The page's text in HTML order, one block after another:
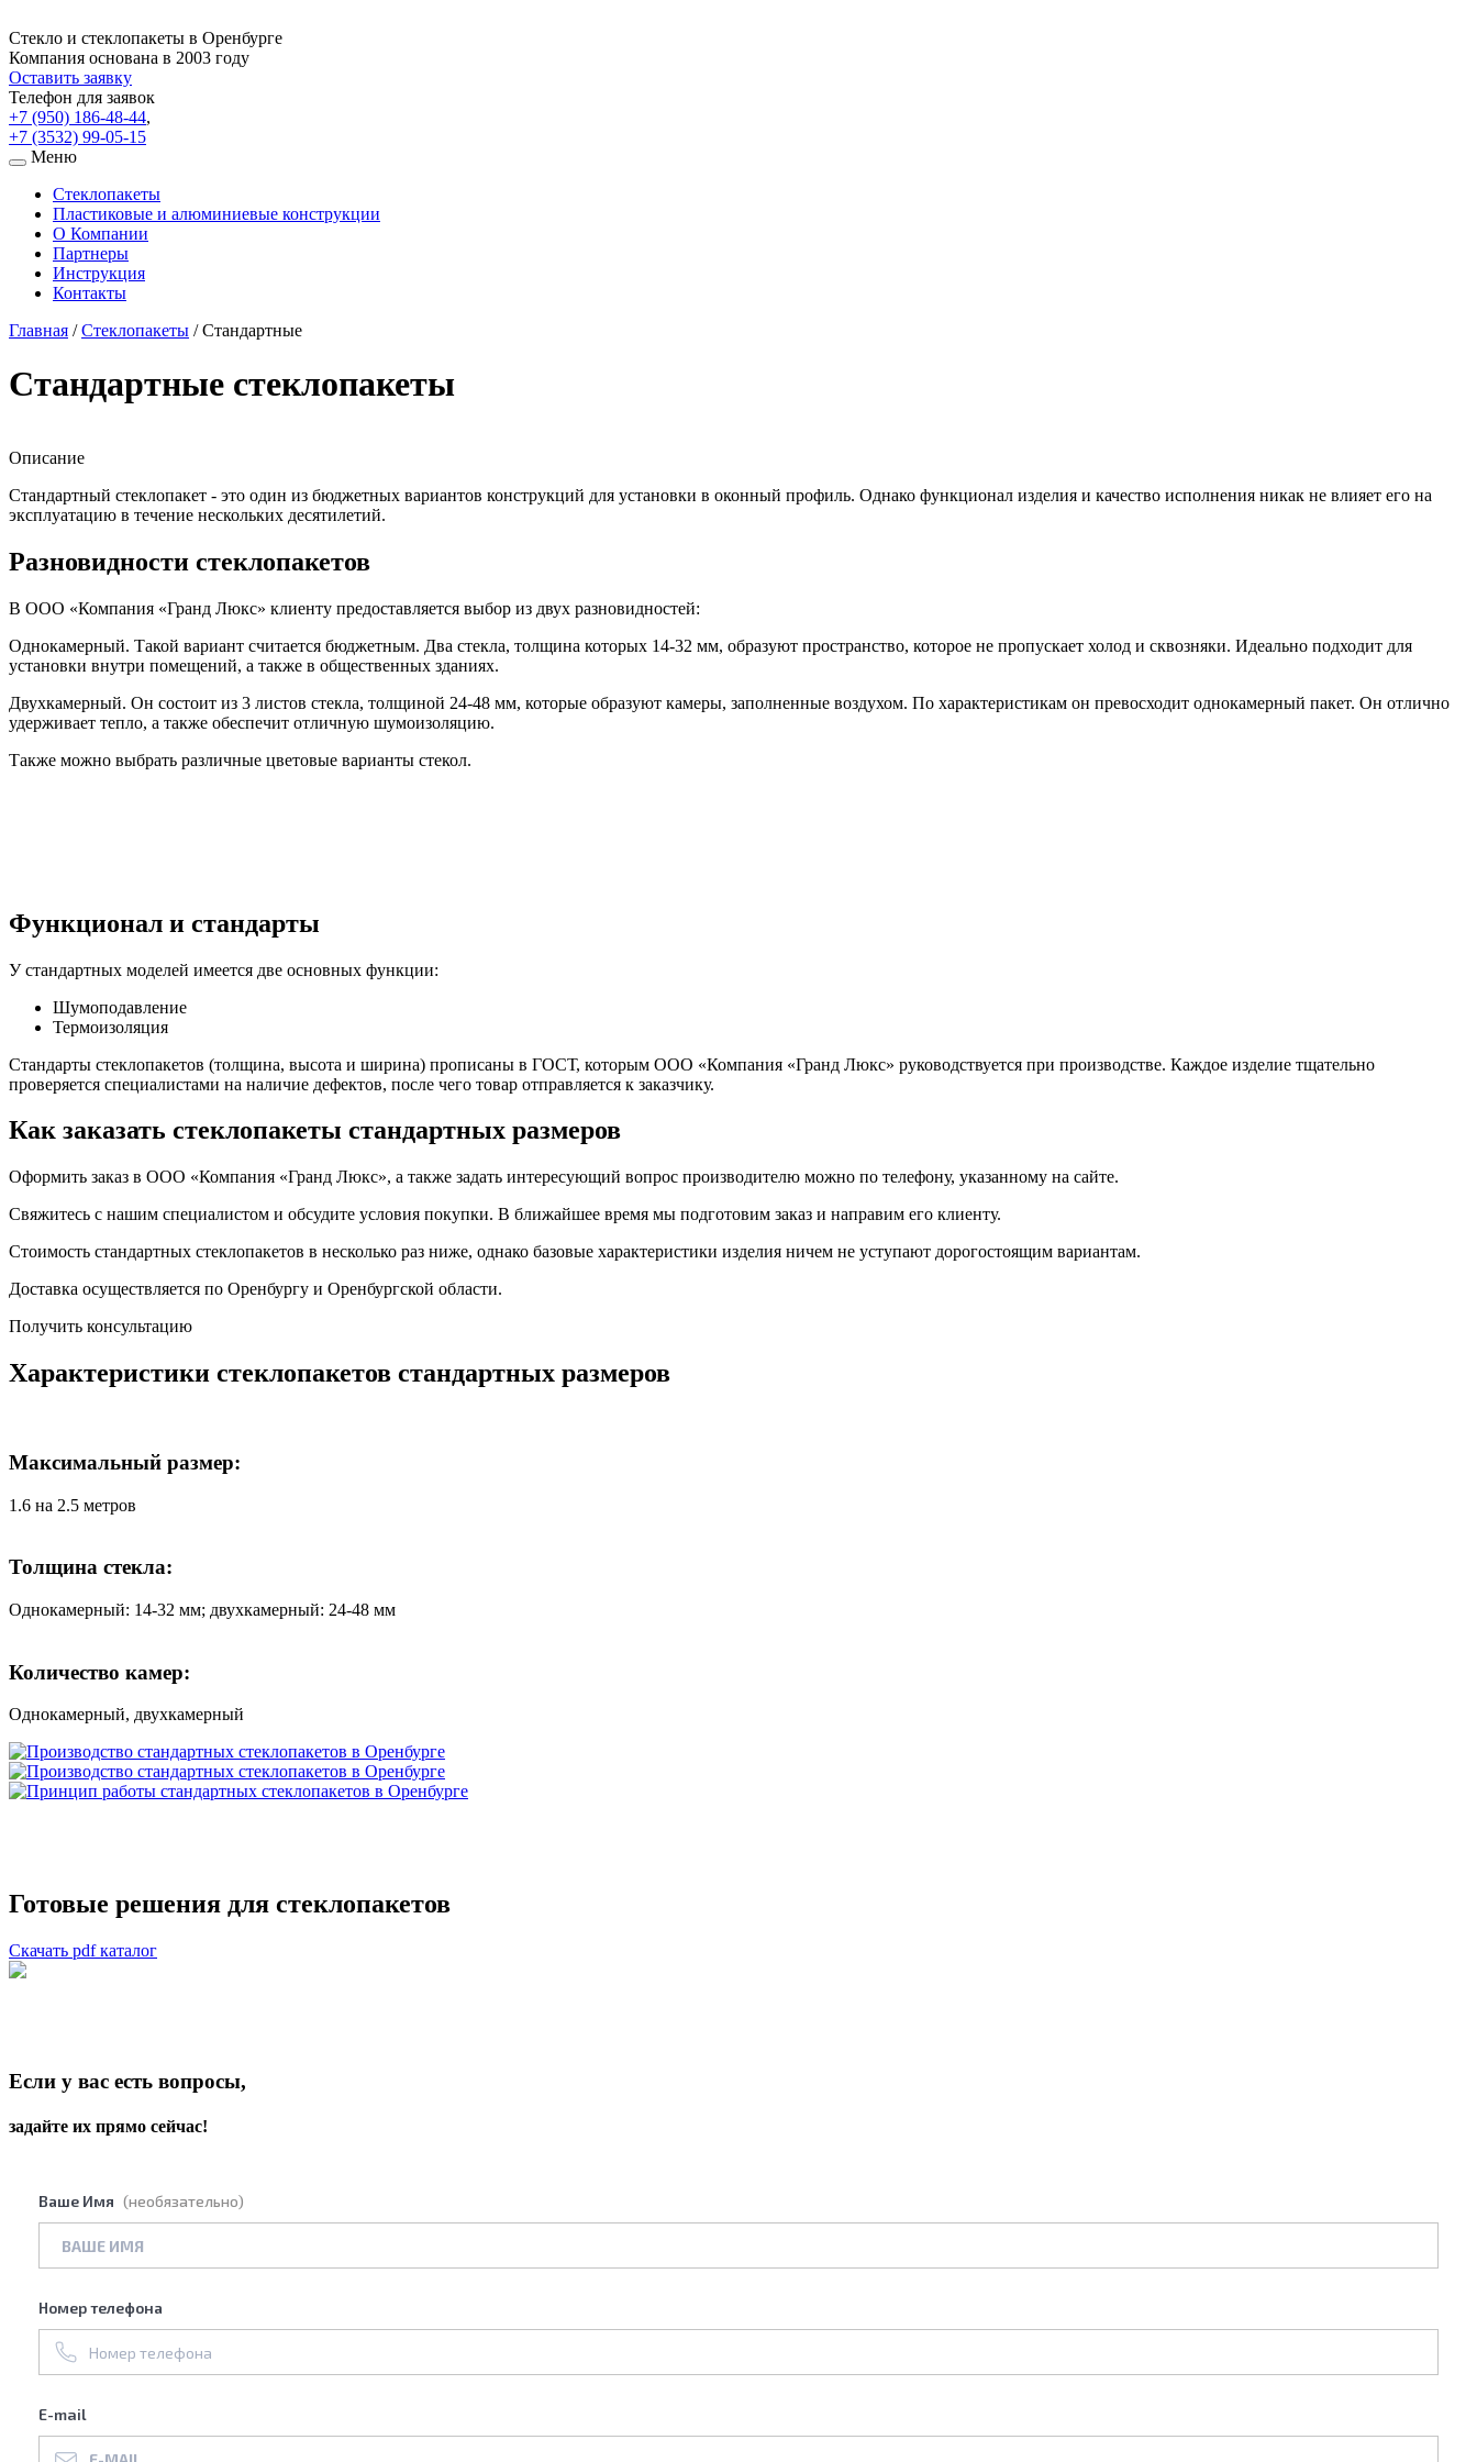
Стекло и стеклопакеты в Оренбурге
Компания основана в 2003 году
Оставить заявку
Телефон для заявок
+7 (950) 186-48-44,
+7 (3532) 99-05-15
Меню
Стеклопакеты
Пластиковые и алюминиевые конструкции
О Компании
Партнеры
Инструкция
Контакты
Главная /Стеклопакеты /Стандартные
Стандартные стеклопакеты
Описание
Стандартный стеклопакет - это один из бюджетных вариантов конструкций для установки в оконный профиль. Однако функционал изделия и качество исполнения никак не влияет его на
эксплуатацию в течение нескольких десятилетий.
Разновидности стеклопакетов
В ООО «Компания «Гранд Люкс» клиенту предоставляется выбор из двух разновидностей:
Однокамерный. Такой вариант считается бюджетным. Два стекла, толщина которых 14-32 мм, образуют пространство, которое не пропускает холод и сквозняки. Идеально подходит для
установки внутри помещений, а также в общественных зданиях.
Двухкамерный. Он состоит из 3 листов стекла, толщиной 24-48 мм, которые образуют камеры, заполненные воздухом. По характеристикам он превосходит однокамерный пакет. Он отлично
удерживает тепло, а также обеспечит отличную шумоизоляцию.
Также можно выбрать различные цветовые варианты стекол.
Функционал и стандарты
У стандартных моделей имеется две основных функции:
Шумоподавление
Термоизоляция
Стандарты стеклопакетов (толщина, высота и ширина) прописаны в ГОСТ, которым ООО «Компания «Гранд Люкс» руководствуется при производстве. Каждое изделие тщательно
проверяется специалистами на наличие дефектов, после чего товар отправляется к заказчику.
Как заказать стеклопакеты стандартных размеров
Оформить заказ в ООО «Компания «Гранд Люкс», а также задать интересующий вопрос производителю можно по телефону, указанному на сайте.
Свяжитесь с нашим специалистом и обсудите условия покупки. В ближайшее время мы подготовим заказ и направим его клиенту.
Стоимость стандартных стеклопакетов в несколько раз ниже, однако базовые характеристики изделия ничем не уступают дорогостоящим вариантам.
Доставка осуществляется по Оренбургу и Оренбургской области.
Получить консультацию
Характеристики стеклопакетов стандартных размеров
Максимальный размер:
1.6 на 2.5 метров
Толщина стекла:
Однокамерный: 14-32 мм; двухкамерный: 24-48 мм
Количество камер:
Однокамерный, двухкамерный
Готовые решения для стеклопакетов
Скачать pdf каталог
Если у вас есть вопросы,
задайте их прямо сейчас!
Ваше Имя (необязательно)
Номер телефона
E-mail